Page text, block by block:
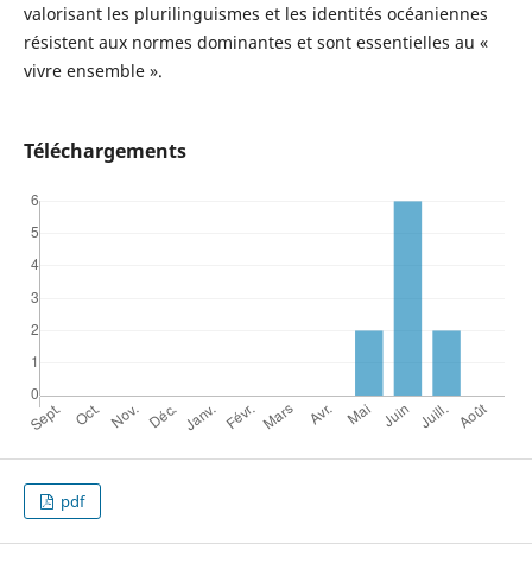
valorisant les plurilinguismes et les identités océaniennes
résistent aux normes dominantes et sont essentielles au «
vivre ensemble ».
Téléchargements
pdf